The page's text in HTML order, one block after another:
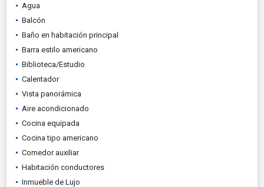
Agua
Balcón
Baño en habitación principal
Barra estilo americano
Biblioteca/Estudio
Calentador
Vista panorámica
Aire acondicionado
Cocina equipada
Cocina tipo americano
Comedor auxiliar
Habitación conductores
Inmueble de Lujo